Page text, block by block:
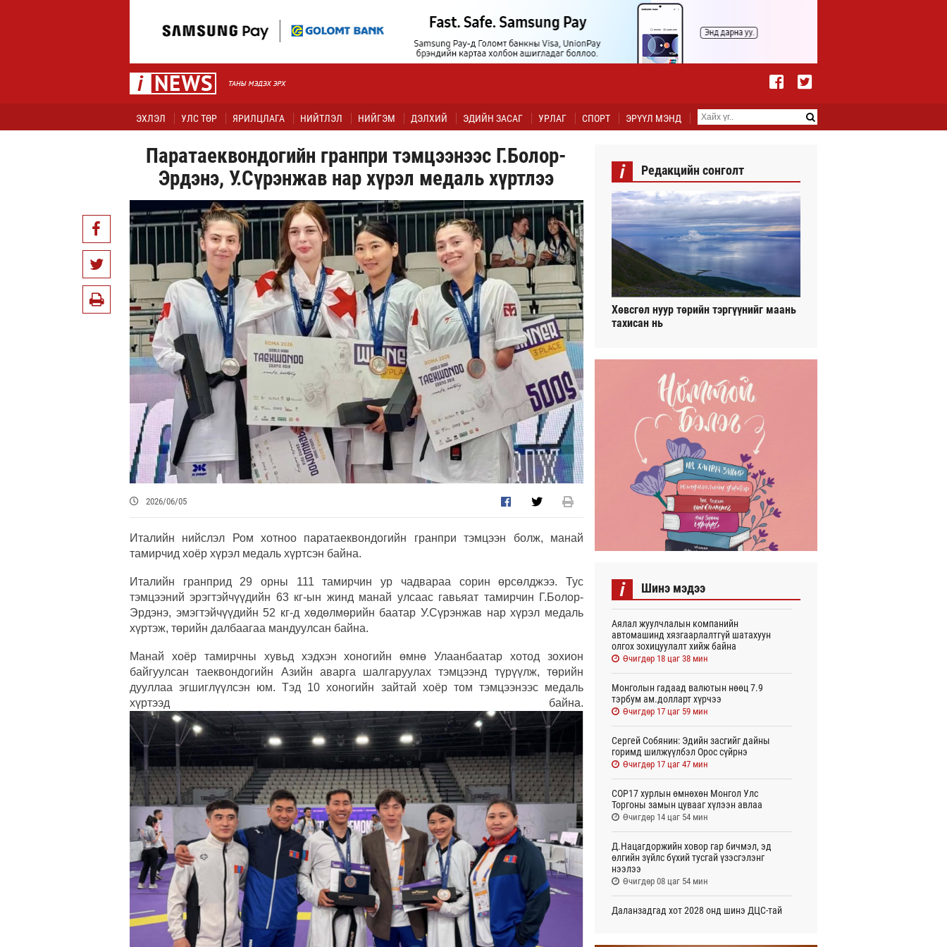
ЭХЛЭЛ УЛС ТӨР ЯРИЛЦЛАГА НИЙТЛЭЛ НИЙГЭМ ДЭЛХИЙ ЭДИЙН ЗАСАГ УРЛАГ СПОРТ ЭРҮҮЛ МЭНД
Паратаеквондогийн гранпри тэмцээнээс Г.Болор-
Эрдэнэ, У.Сүрэнжав нар хүрэл медаль хүртлээ
2026/06/05
Италийн нийслэл Ром хотноо паратаеквондогийн гранпри тэмцээн болж, манай
тамирчид хоёр хүрэл медаль хүртсэн байна.
Италийн гранприд 29 орны 111 тамирчин ур чадвараа сорин өрсөлджээ. Тус
тэмцээний эрэгтэйчүүдийн 63 кг-ын жинд манай улсаас гавьяат тамирчин Г.Болор-
Эрдэнэ, эмэгтэйчүүдийн 52 кг-д хөдөлмөрийн баатар У.Сүрэнжав нар хүрэл медаль
хүртэж, төрийн далбаагаа мандуулсан байна.
Манай хоёр тамирчны хувьд хэдхэн хоногийн өмнө Улаанбаатар хотод зохион
байгуулсан таеквондогийн Азийн аварга шалгаруулах тэмцээнд түрүүлж, төрийн
дууллаа эгшиглүүлсэн юм. Тэд 10 хоногийн зайтай хоёр том тэмцээнээс медаль
хүртээд байна.
i Редакцийн сонголт
Хөвсгөл нуур төрийн тэргүүнийг маань
тахисан нь
i Шинэ мэдээ
Аялал жуулчлалын компанийн
автомашинд хязгаарлалтгүй шатахуун
олгох зохицуулалт хийж байна
Өчигдөр 18 цаг 38 мин
Монголын гадаад валютын нөөц 7.9
тэрбум ам.долларт хүрчээ
Өчигдөр 17 цаг 59 мин
Сергей Собянин: Эдийн засгийг дайны
горимд шилжүүлбэл Орос сүйрнэ
Өчигдөр 17 цаг 47 мин
COP17 хурлын өмнөхөн Монгол Улс
Торгоны замын цувааг хүлээн авлаа
Өчигдөр 14 цаг 54 мин
Д.Нацагдоржийн ховор гар бичмэл, эд
өлгийн зүйлс бүхий тусгай үзэсгэлэнг
нээлээ
Өчигдөр 08 цаг 54 мин
Даланзадгад хот 2028 онд шинэ ДЦС-тай